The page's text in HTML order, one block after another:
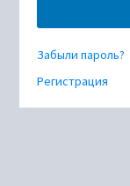
Забыли пароль?
Регистрация